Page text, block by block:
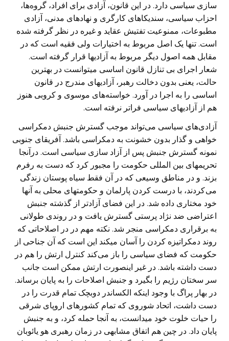
سازی سیاسی دارد. در این قانون، آزادی برای افراد، گروه‌ها،
احزاب سیاسی، سندیکاهای کارگری و نهادهای مدنی، آزادی
مطبوعات، ممنوعیت تفتیش عقاید و غیره در نظر گرفته شده
است. تنها یک اصل مربوط به اختیارات ولی فقیه است که در
مقابل همه اصول دیگر مربوط به آزادیها قرار گرفته است.
شعار اجرای بی تنازل قانون اساسی میتوانست در بهترین
حالت، یعنی بدون دخالت رهبر، آزادیهای مندرج در قانون
اساسی را به اجرا در آورد. خواسته‌های موسوی و کروبی هنوز
هم از آزادیهای سیاسی فراتر نرفته است.
آزادی‌های سیاسی می‌تواند موجب گسترش جنبش دمکراسی
خواهی و گذار بدون خشونت به دمکراسی باشد. آفریقای جنوبی
نمونه گسترش جنبش پس از آزاد سازی سیاسی است. درآنجا
تحریمهای بین المللی حکومت را مجبور کرد که دست به رفرم
بزند. و در مناطق وسیعی که در آن فقط سیاه پوستان زندگی
می کردند، با درست کردن پارلمان و حکومتهای محلی به آنها
خود مختاری داده شد. در این فضای آزادتر از گذشته جنبش
اعتراضی ضد نژاد پرستی گسترش یافت و در روندی طولانی
به برقراری دمکراسی منجر شد. نکته مهم در در اصلاحاتی که
روند دمکراتیزه کردن را آسان میکند این است که آن جناحی از
حکومت که فضای سیاسی را باز می‌کند کنترل ارتش را هم در
دست داشته باشد. در غیر اینصورت ارتش ممکن است جانب
سر سختان رژیم را بگیرد و جنبش اصلاحات را به پایان برساند.
در بهار پراگ با وجود اینکه الکساندر دوبچک تمام قدرت را در
دست داشت، اتحاد شوروی که تمام کشورهای اروپای شرقی
را حیات خلوت خود میدانست، به آنجا حمله کرد، و به جنبش
پایان داد. در چین هم اتفاق مشابهی در زمان رهبری هو یائوبان